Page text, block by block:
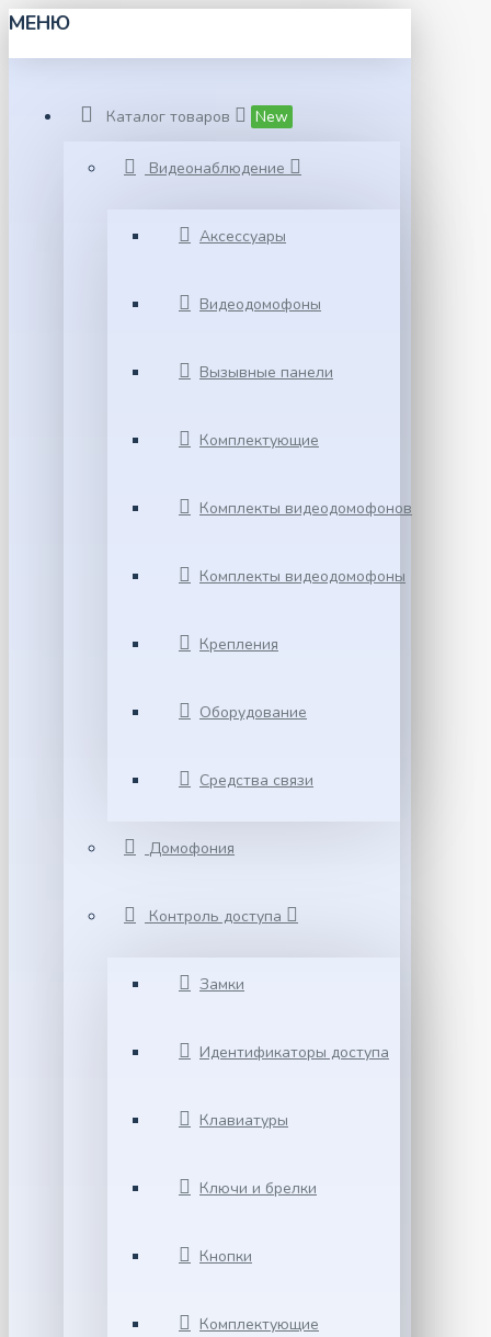
МЕНЮ
Каталог товаров New
Видеонаблюдение
Аксессуары
Видеодомофоны
Вызывные панели
Комплектующие
Комплекты видеодомофонов
Комплекты видеодомофоны
Крепления
Оборудование
Средства связи
Домофония
Контроль доступа
Замки
Идентификаторы доступа
Клавиатуры
Ключи и брелки
Кнопки
Комплектующие